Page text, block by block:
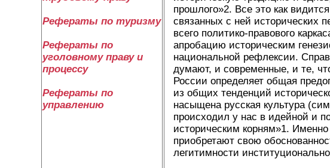
Рефераты по туризму
Рефераты по
уголовному праву и
процессу
Рефераты по
управлению
прошлого»2. Все это как
связанных с ней исторических
всего политико-правового
апробацию историческим
национальной рефлексии.
думают, и современные, и те,
России определяет общая
из общих тенденций
насыщена русская культура
происходил у нас в идейной и
историческим корням»1.
приобретают свою
легитимности